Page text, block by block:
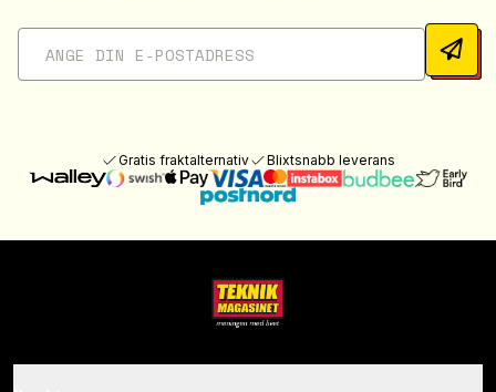
Gratis fraktalternativ Blixtsnabb leverans